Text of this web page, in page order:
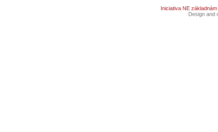
Iniciativa NE základnám
Design and